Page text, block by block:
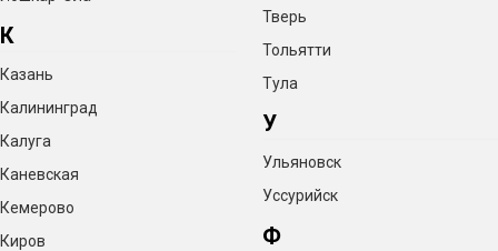
К
Казань
Калининград
Калуга
Каневская
Кемерово
Киров
Тверь
Тольятти
Тула
У
Ульяновск
Уссурийск
Ф